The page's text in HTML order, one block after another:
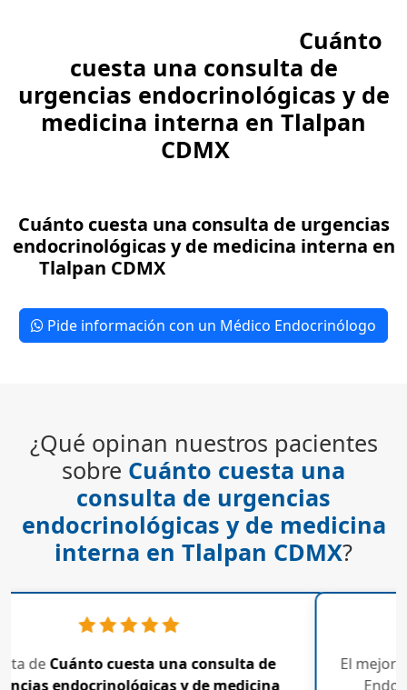
Cuánto
cuesta una consulta de
urgencias endocrinológicas y de
medicina interna en Tlalpan
CDMX
Cuánto cuesta una consulta de urgencias
endocrinológicas y de medicina interna en
Tlalpan CDMX
Pide información con un Médico Endocrinólogo
¿Qué opinan nuestros pacientes
sobre Cuánto cuesta una
consulta de urgencias
endocrinológicas y de medicina
interna en Tlalpan CDMX?
Interna y
con el
Encontré al Médico Especialista
y Endocrinología que